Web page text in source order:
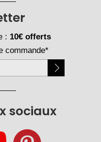
sociaux
: 10€ offerts
commande*